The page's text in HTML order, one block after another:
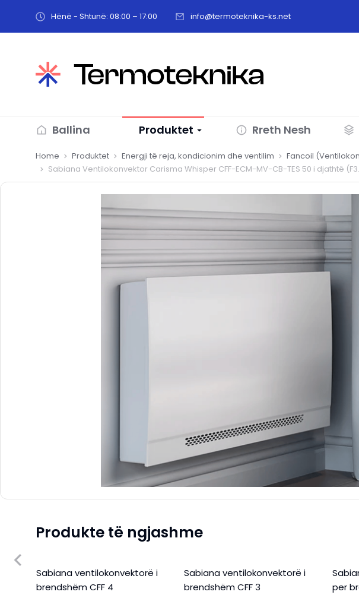
Hënë - Shtunë: 08:00 – 17:00 info@termoteknika-ks.net
Ballina Produktet Rreth Nesh
You are here:
Home Produktet Energji të reja, kondicionim dhe ventilim
Fancoil
Sabiana Ventilokonvektor Carisma Whisper CFF-ECM-MV-CB-TES 50 i djathtë
Produkte të ngjashme
Sabiana ventilokonvektorë i
brendshëm CFF 4
Sabiana ventilokonvektorë i
brendshëm CFF 3
per